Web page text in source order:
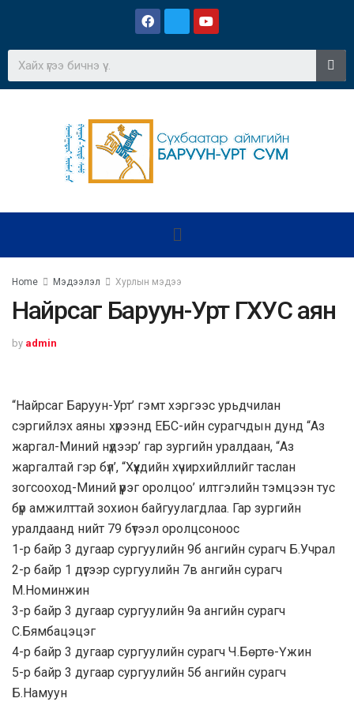
Home Мэдээлэл Хурлын мэдээ
Найрсаг Баруун-Урт ГХУС аян
by admin
“Найрсаг Баруун-Урт’ гэмт хэргээс урьдчилан
сэргийлэх аяны хүрээнд ЕБС-ийн сурагчдын дунд “Аз
жаргал-Миний нүдээр’ гар зургийн уралдаан, “Аз
жаргалтай гэр бүл’, “Хүүхдийн хүчирхийллийг таслан
зогсооход-Миний үүрэг оролцоо’ илтгэлийн тэмцээн тус
бүр амжилттай зохион байгуулагдлаа. Гар зургийн
уралдаанд нийт 79 бүтээл оролцсоноос
1-р байр 3 дугаар сургуулийн 9б ангийн сурагч Б.Учрал
2-р байр 1 дүгээр сургуулийн 7в ангийн сурагч
М.Номинжин
3-р байр 3 дугаар сургуулийн 9а ангийн сурагч
С.Бямбацэцэг
4-р байр 3 дугаар сургуулийн сурагч Ч.Бөртө-Үжин
5-р байр 3 дугаар сургуулийн 5б ангийн сурагч
Б.Намуун